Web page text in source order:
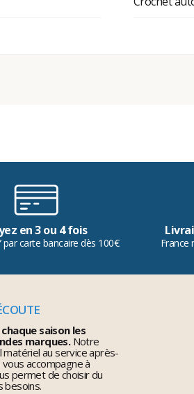
en 3 ou 4 fois
par carte bancaire dès 100€ France
saison les
marques.Notre
au service après-
accompagne à
permet de choisir du
besoins.